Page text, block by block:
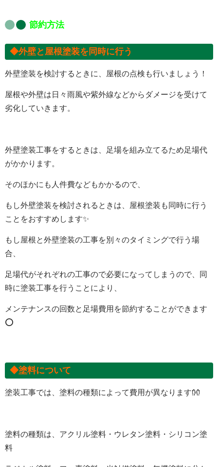
節約方法
◆外壁と屋根塗装を同時に行う
外壁塗装を検討するときに、屋根の点検も行いましょう！
屋根や外壁は日々雨風や紫外線などからダメージを受けて
劣化していきます。
外壁塗装工事をするときは、足場を組み立てるため足場代
がかかります。
そのほかにも人件費などもかかるので、
もし外壁塗装を検討されるときは、屋根塗装も同時に行う
ことをおすすめします✨
もし屋根と外壁塗装の工事を別々のタイミングで行う場
合、
足場代がそれぞれの工事ので必要になってしまうので、
同
時に塗装工事を行うことにより、
メンテナンスの回数と足場費用を節約することができます
⭕
◆塗料について
塗装工事では、塗料の種類によって費用が異なります👐
塗料の種類は、アクリル塗料・ウレタン塗料・シリコン塗
料